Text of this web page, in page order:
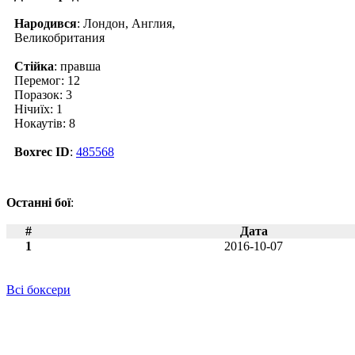
Народився: Лондон, Англия,
Великобритания
Стійка: правша
Перемог: 12
Поразок: 3
Нічиїх: 1
Нокаутів: 8
Boxrec ID: 485568
Останні бої:
# Дата
1
2016-10-07
Всі боксери